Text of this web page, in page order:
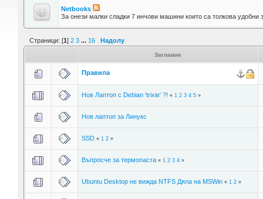
Netbooks
За онези малки сладки 7 инчови машини които са толкова удобни
Страници: [1] 2 3 ... 16 Надолу
Заглавие
Правила
Нов Лаптоп с Debian 'trixie' ?! « 1 2 3 4 5»
Нов лаптоп за Линукс
SSD « 1 2»
Въпросче за термопаста « 1 2 3 4»
Ubuntu Desktop не вижда NTFS Дяла на MSWin « 1 2»